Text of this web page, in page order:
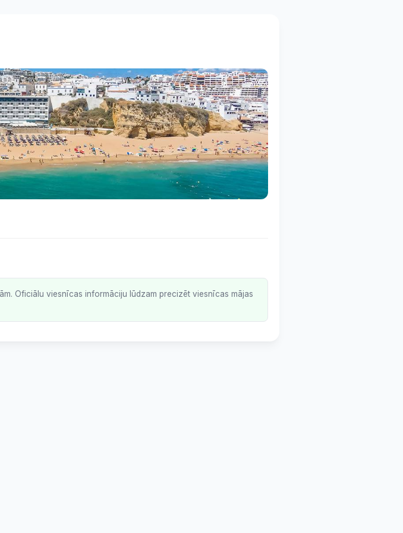
Oficiālu viesnīcas informāciju lūdzam precizēt viesnīcas mājas